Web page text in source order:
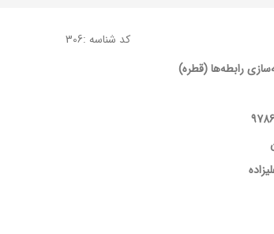
کد شناسه :306
رابطه‌ها (قطره)